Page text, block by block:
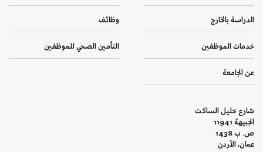
الدراسة بالخارج وظائف
خدمات الموظفين التأمين الصحي للموظفين
عن الجامعة
شارع خليل الساكت
الجبيهة 11941
ص. ب 1438
عمان، الأردن